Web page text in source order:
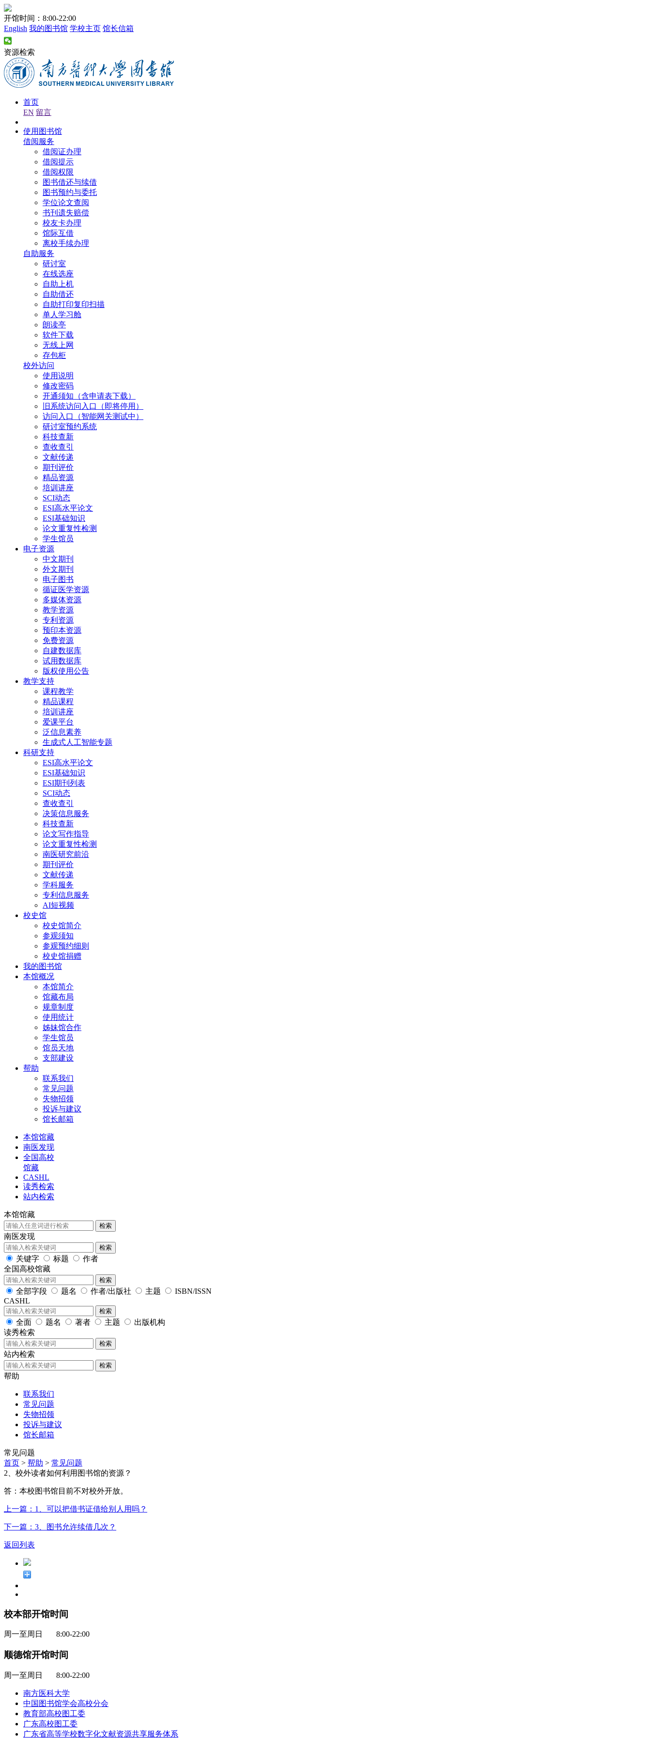
开馆时间：8:00-22:00
English 我的图书馆 学校主页 馆长信箱
资源检索
首页
EN 留言
使用图书馆
借阅服务
借阅证办理
借阅提示
借阅权限
图书借还与续借
图书预约与委托
学位论文查阅
书刊遗失赔偿
校友卡办理
馆际互借
离校手续办理
自助服务
研讨室
在线选座
自助上机
自助借还
自助打印复印扫描
单人学习舱
朗读亭
软件下载
无线上网
存包柜
校外访问
使用说明
修改密码
开通须知（含申请表下载）
旧系统访问入口（即将停用）
访问入口（智能网关测试中）
研讨室预约系统
科技查新
查收查引
文献传递
期刊评价
精品资源
培训讲座
SCI动态
ESI高水平论文
ESI基础知识
论文重复性检测
学生馆员
电子资源
中文期刊
外文期刊
电子图书
循证医学资源
多媒体资源
教学资源
专利资源
预印本资源
免费资源
自建数据库
试用数据库
版权使用公告
教学支持
课程教学
精品课程
培训讲座
爱课平台
泛信息素养
生成式人工智能专题
科研支持
ESI高水平论文
ESI基础知识
ESI期刊列表
SCI动态
查收查引
决策信息服务
科技查新
论文写作指导
论文重复性检测
南医研究前沿
期刊评价
文献传递
学科服务
专利信息服务
AI短视频
校史馆
校史馆简介
参观须知
参观预约细则
校史馆捐赠
我的图书馆
本馆概况
本馆简介
馆藏布局
规章制度
使用统计
姊妹馆合作
学生馆员
馆员天地
支部建设
帮助
联系我们
常见问题
失物招领
投诉与建议
馆长邮箱
本馆馆藏
南医发现
全国高校
馆藏
CASHL
读秀检索
站内检索
本馆馆藏
检索
南医发现
检索
关键字 标题
作者
全国高校馆藏
检索
全部字段 题名 作者/出版社 主题
ISBN/ISSN
CASHL
检索
全面 题名 著者 主题
出版机构
读秀检索
检索
站内检索
检索
帮助
联系我们
常见问题
失物招领
投诉与建议
馆长邮箱
常见问题
首页 > 帮助 > 常见问题
2、校外读者如何利用图书馆的资源？
答：本校图书馆目前不对校外开放。
上一篇：1、可以把借书证借给别人用吗？
下一篇：3、图书允许续借几次？
返回列表
校本部开馆时间
周一至周日 8:00-22:00
顺德馆开馆时间
周一至周日 8:00-22:00
南方医科大学
中国图书馆学会高校分会
教育部高校图工委
广东高校图工委
广东省高等学校数字化文献资源共享服务体系